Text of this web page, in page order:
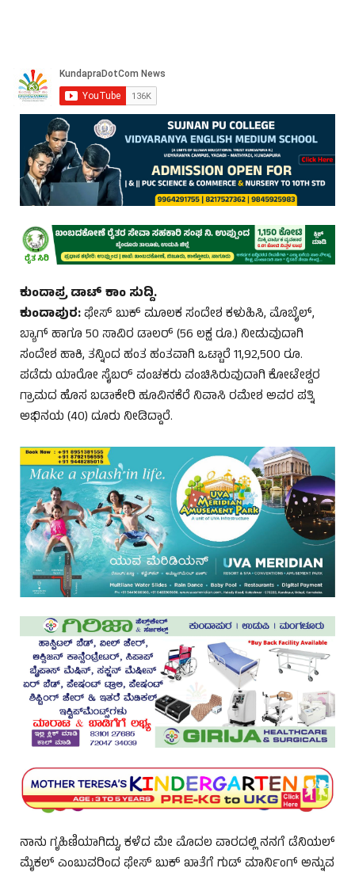
ಕುಂದಾಪ್ರ ಡಾಟ್‌ ಕಾಂ ಸುದ್ದಿ.
ಕುಂದಾಪುರ:ಫೇಸ್‌ ಬುಕ್ ಮೂಲಕ ಸಂದೇಶ ಕಳುಹಿಸಿ, ಮೊಬೈಲ್,
ಬ್ಯಾಗ್ ಹಾಗೂ 50 ಸಾವಿರ ಡಾಲರ್ (56 ಲಕ್ಷ ರೂ.) ನೀಡುವುದಾಗಿ
ಸಂದೇಶ ಹಾಕಿ, ತನ್ನಿಂದ ಹಂತ ಹಂತವಾಗಿ ಒಟ್ಟಾರೆ 11,92,500 ರೂ.
ಪಡೆದು ಯಾರೋ ಸೈಬರ್ ವಂಚಕರು ವಂಚಿಸಿರುವುದಾಗಿ ಕೋಟೇಶ್ವರ
ಗ್ರಾಮದ ಹೊಸ ಬಡಾಕೇರಿ ಹೂವಿನಕೆರೆ ನಿವಾಸಿ ರಮೇಶ ಅವರ ಪತ್ನಿ
ಅಭಿನಯ (40) ದೂರು ನೀಡಿದ್ದಾರೆ.
ನಾನು ಗೃಹಿಣಿಯಾಗಿದ್ದು, ಕಳೆದ ಮೇ ಮೊದಲ ವಾರದಲ್ಲಿ ನನಗೆ ಡೆನಿಯಲ್
ಮೈಕಲ್ ಎಂಬುವರಿಂದ ಫೇಸ್ ಬುಕ್ ಖಾತೆಗೆ ಗುಡ್ ಮಾರ್ನಿಂಗ್ ಅನ್ನುವ